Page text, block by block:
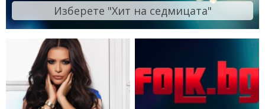
Изберете "Хит на седмицата"